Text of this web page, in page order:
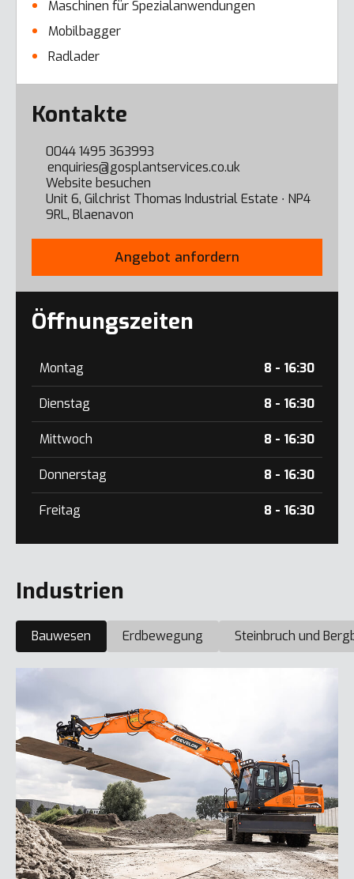
Maschinen für Spezialanwendungen
Mobilbagger
Radlader
Error here
Kontakte
0044 1495 363993
enquiries@gosplantservices.co.uk
Website besuchen
Unit 6, Gilchrist Thomas Industrial Estate ∙ NP4
9RL, Blaenavon
Angebot anfordern
Öffnungszeiten
Montag 8 - 16:30
Dienstag 8 - 16:30
Mittwoch 8 - 16:30
Donnerstag 8 - 16:30
Freitag 8 - 16:30
Industrien
Bauwesen Erdbewegung Steinbruch und